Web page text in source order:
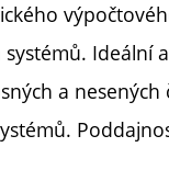
Ideální
a